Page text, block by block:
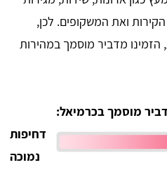
הקירות ואת המשקופים. לכן,
הזמינו מדביר מוסמך במהירות
מוסמך בכרמיאל:
דחיפות
נמוכה